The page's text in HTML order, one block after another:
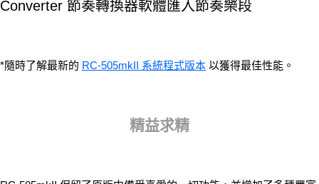
Converter 節奏轉換器軟體匯入節奏樂段
*隨時了解最新的 RC-505mkII 系統程式版本 以獲得最佳性能。
精益求精